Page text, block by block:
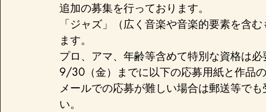
追加の募集を行っております。
「ジャズ」（広く音楽や音楽的要素を含
ます。
プロ、アマ、年齢等含めて特別な資格は
9/30（金）までに以下の応募用紙と作品
メールでの応募が難しい場合は郵送等で
い。